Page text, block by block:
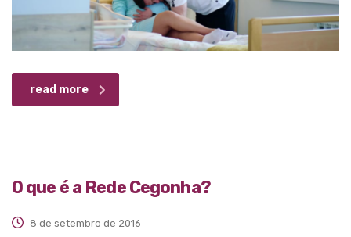
read more
O que é a Rede Cegonha?
8 de setembro de 2016